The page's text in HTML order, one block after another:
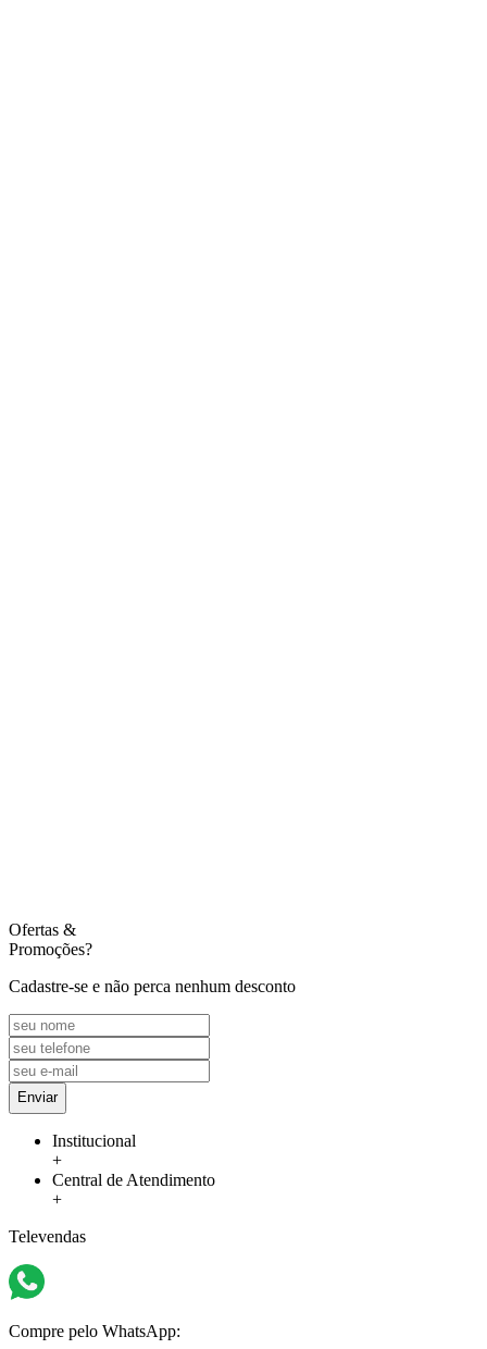
Ofertas &
Promoções?
Cadastre-se e não perca nenhum desconto
Enviar
Institucional
+
Central de Atendimento
+
Televendas
Compre pelo WhatsApp: